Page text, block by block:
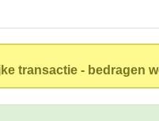
transactie - bedragen